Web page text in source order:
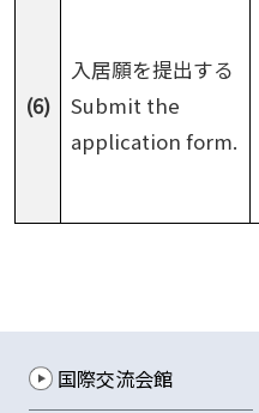
国際交流会館
(6)
入居願を提出する
Submit the
application form.